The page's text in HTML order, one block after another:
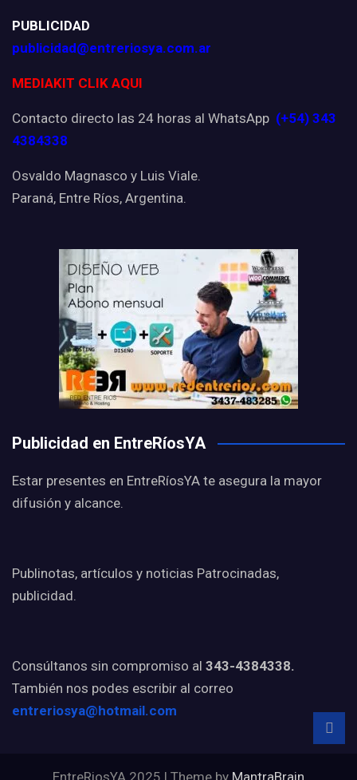
PUBLICIDAD
publicidad@entreriosya.com.ar
MEDIAKIT CLIK AQUI
Contacto directo las 24 horas al WhatsApp (+54) 343
4384338
Osvaldo Magnasco y Luis Viale.
Paraná, Entre Ríos, Argentina.
Publicidad en EntreRíosYA
Estar presentes en EntreRíosYA te asegura la mayor
difusión y alcance.
Publinotas, artículos y noticias Patrocinadas,
publicidad.
Consúltanos sin compromiso al 343-4384338.
También nos podes escribir al correo
entreriosya@hotmail.com